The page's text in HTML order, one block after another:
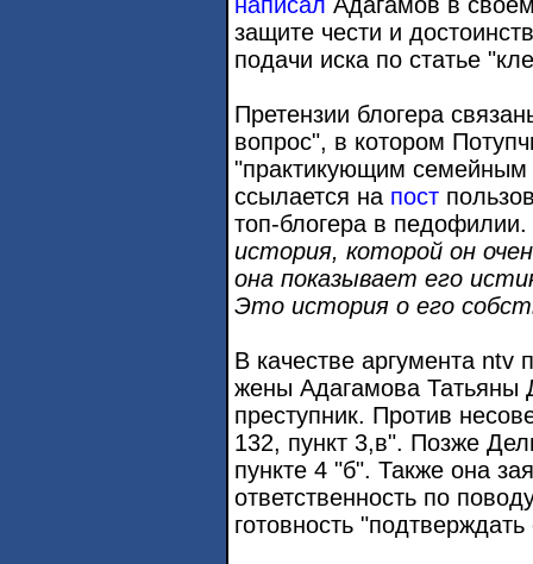
защите чести и
подачи иска по статье
Претензии блогера
вопрос", в котором
"практикующим
ссылается на пост
топ-блогера в педофилии.
история, которой он
она показывает его
Это история о его
В качестве аргумента ntv
жены Адагамова Татьяны
преступник. Против
132, пункт 3,в". Позже
пункте 4 "б". Также она
ответственность по
готовность